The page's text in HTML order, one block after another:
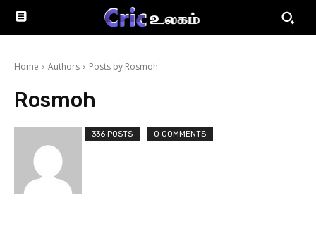
Home Authors Posts by Rosmoh
Rosmoh
336 POSTS 0 COMMENTS